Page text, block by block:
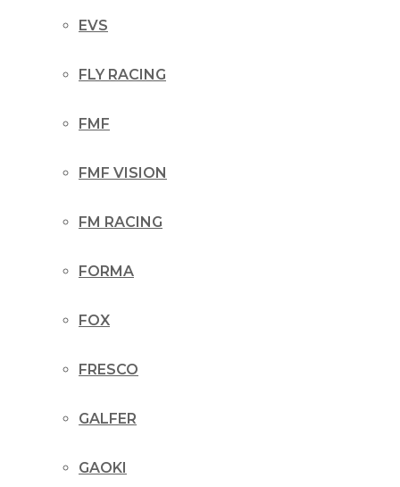
EVS
FLY RACING
FMF
FMF VISION
FM RACING
FORMA
FOX
FRESCO
GALFER
GAOKI